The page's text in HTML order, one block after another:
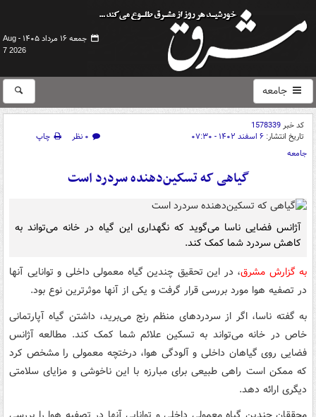
جمعه ۱۶ مرداد ۱۴۰۵ -
Aug
7 2026
جامعه
کد خبر1578339
تاریخ انتشار: ۶ اسفند ۱۴۰۲ - ۰۷:۳۰ ۰ نظر
چاپ
جامعه
گیاهی که تسکین‌دهنده سردرد است
آژانس فضایی ناسا می‌گوید که نگهداری این گیاه در خانه می‌تواند به
کاهش سردرد شما کمک کند.
به گزارش مشرق، در این تحقیق چندین گیاه معمولی داخلی و توانایی آنها
در تصفیه هوا مورد بررسی قرار گرفت و یکی از آنها موثرترین نوع بود.
به گفته ناسا، اگر از سردردهای منظم رنج می‌برید، داشتن گیاه آپارتمانی
خاص در خانه می‌تواند به تسکین علائم شما کمک کند. مطالعه آژانس
فضایی روی گیاهان داخلی و آلودگی هوا، درختچه معمولی را مشخص کرد
که ممکن است راهی طبیعی برای مبارزه با این ناخوشی و مزایای سلامتی
دیگری ارائه دهد.